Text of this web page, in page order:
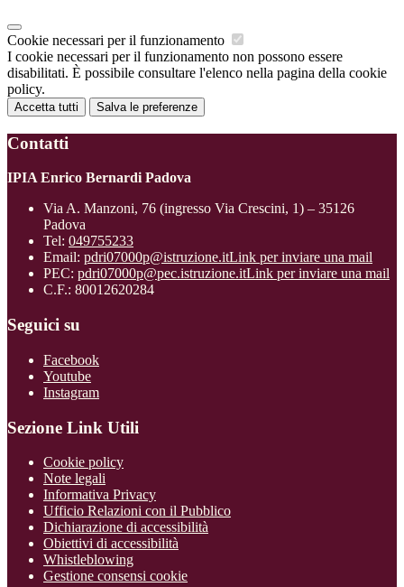
Cookie necessari per il funzionamento
I cookie necessari per il funzionamento non possono essere
disabilitati. È possibile consultare l'elenco nella pagina della cookie
policy.
Accetta tutti Salva le preferenze
Contatti
IPIA Enrico Bernardi Padova
Via A. Manzoni, 76 (ingresso Via Crescini, 1) – 35126
Padova
Tel: 049755233
Email: pdri07000p@istruzione.itLink per inviare una mail
PEC: pdri07000p@pec.istruzione.itLink per inviare una mail
C.F.: 80012620284
Seguici su
Facebook
Youtube
Instagram
Sezione Link Utili
Cookie policy
Note legali
Informativa Privacy
Ufficio Relazioni con il Pubblico
Dichiarazione di accessibilità
Obiettivi di accessibilità
Whistleblowing
Gestione consensi cookie